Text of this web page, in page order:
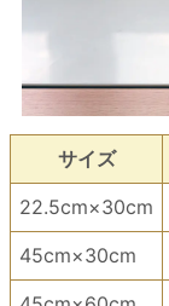
サイズ
22.5cm×30cm
45cm×30cm